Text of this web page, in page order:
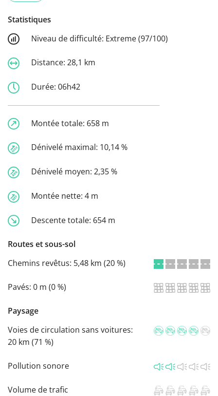
Statistiques
Niveau de difficulté: Extreme (97/100)
Distance: 28,1 km
Durée: 06h42
Montée totale: 658 m
Dénivelé maximal: 10,14 %
Dénivelé moyen: 2,35 %
Montée nette: 4 m
Descente totale: 654 m
Routes et sous-sol
Chemins revêtus: 5,48 km (20 %)
Pavés: 0 m (0 %)
Paysage
Voies de circulation sans voitures:
20 km (71 %)
Pollution sonore
Volume de trafic